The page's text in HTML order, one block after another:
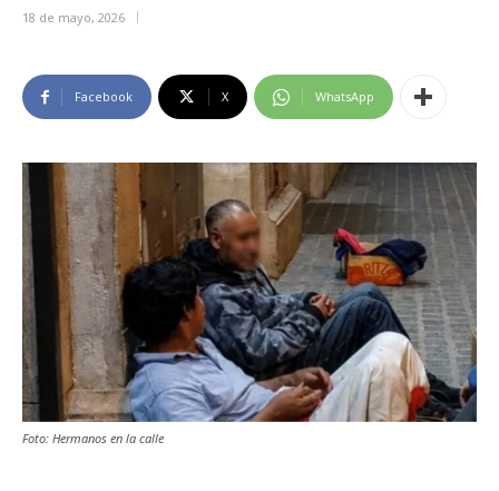
18 de mayo, 2026
Facebook X WhatsApp
Foto: Hermanos en la calle